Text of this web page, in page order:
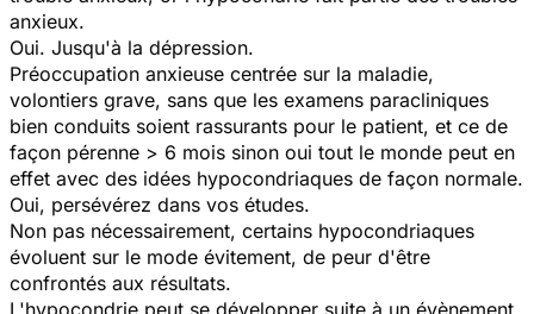
anxieux.
Oui. Jusqu'à la dépression.
Préoccupation anxieuse centrée sur la maladie,
volontiers grave, sans que les examens paracliniques
bien conduits soient rassurants pour le patient, et ce de
façon pérenne > 6 mois sinon oui tout le monde peut en
effet avec des idées hypocondriaques de façon normale.
Oui, persévérez dans vos études.
Non pas nécessairement, certains hypocondriaques
évoluent sur le mode évitement, de peur d'être
confrontés aux résultats.
L'hypocondrie peut se développer suite à un évènement